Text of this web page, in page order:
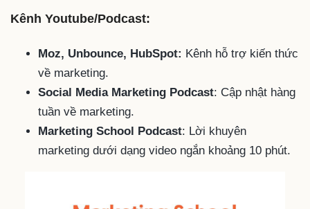
Kênh Youtube/Podcast:
Moz, Unbounce, HubSpot: Kênh hỗ trợ kiến thức
về marketing.
Social Media Marketing Podcast: Cập nhật hàng
tuần về marketing.
Marketing School Podcast: Lời khuyên
marketing dưới dạng video ngắn khoảng 10 phút.